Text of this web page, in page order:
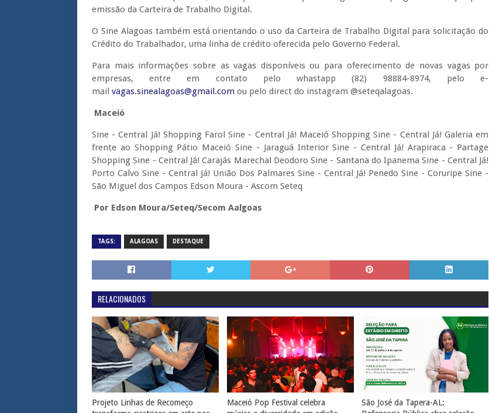
emissão da Carteira de Trabalho Digital.
O Sine Alagoas também está orientando o uso da Carteira de Trabalho Digital para solicitação do
Crédito do Trabalhador, uma linha de crédito oferecida pelo Governo Federal.
Para mais informações sobre as vagas disponíveis ou para oferecimento de novas vagas por
empresas, entre em contato pelo whastapp (82) 98884-8974, pelo e-
mail vagas.sinealagoas@gmail.com ou pelo direct do instagram @seteqalagoas.
Maceió
Sine - Central Já! Shopping Farol Sine - Central Já! Maceió Shopping Sine - Central Já! Galeria em
frente ao Shopping Pátio Maceió Sine - Jaraguá Interior Sine - Central Já! Arapiraca - Partage
Shopping Sine - Central Já! Carajás Marechal Deodoro Sine - Santana do Ipanema Sine - Central Já!
Porto Calvo Sine - Central Já! União Dos Palmares Sine - Central Já! Penedo Sine - Coruripe Sine -
São Miguel dos Campos Edson Moura - Ascom Seteq
Por Edson Moura/Seteq/Secom Aalgoas
TAGS: ALAGOAS DESTAQUE
RELACIONADOS
Projeto Linhas de Recomeço
Maceió Pop Festival celebra
São José da Tapera-AL: